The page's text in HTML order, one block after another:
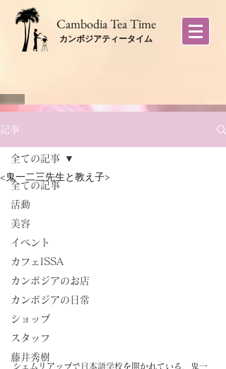
​Cambodia Tea Time
カンボジアティータイム
記事
全ての記事
活動
美容
イベント
カフェISSA
カンボジアのお店
カンボジアの日常
ショップ
スタッフ
藤井秀樹
全ての記事
<鬼一二三先生と教え子>
シェムリアップで日本語学校を開かれている、鬼一